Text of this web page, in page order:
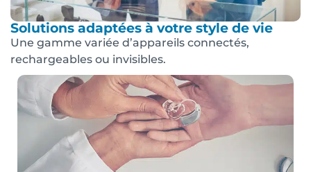
Solutions adaptées à votre style de vie
Une gamme variée d’appareils connectés,
rechargeables ou invisibles.